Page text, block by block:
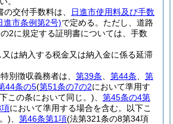
交付手数料は、
日進市使用料及び手数
進市条例第2号)で定める。 ただし、道路
2に規定する証明書については、手数
は納入する税金又は納入金に係る延滞
別徴収義務者は、 第39条 第44条
第
44条の5(第51条の7の2において準用す
この条において同じ。)
第45条の4第
において準用する場合を含む。以下こ
)
第46条第1項(法第321条の8第34項